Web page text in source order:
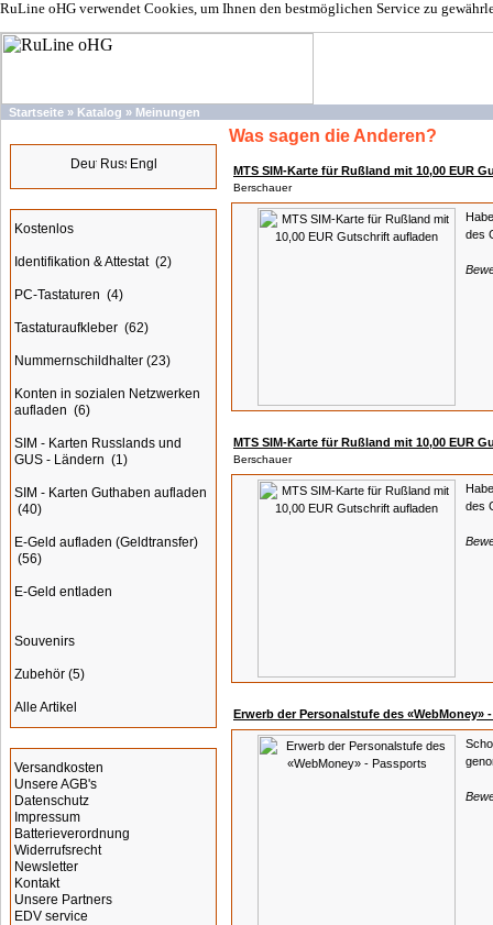
RuLine oHG verwendet Cookies, um Ihnen den bestmöglichen Service zu
Startseite » Katalog » Meinungen
Kostenlos
Identifikation & Attestat (2)
PC-Tastaturen (4)
Tastaturaufkleber (62)
Nummernschildhalter (23)
Konten in sozialen Netzwerken
aufladen (6)
SIM - Karten Russlands und
GUS - Ländern (1)
SIM - Karten Guthaben aufladen
(40)
E-Geld aufladen (Geldtransfer)
(56)
E-Geld entladen
Souvenirs
Zubehör (5)
Alle Artikel
Versandkosten
Unsere AGB's
Datenschutz
Impressum
Batterieverordnung
Widerrufsrecht
Newsletter
Kontakt
Unsere Partners
EDV service
Was sagen die Anderen?
MTS SIM-Karte für Rußland mit 10,00 EUR
Berschauer
des
MTS SIM-Karte für Rußland mit 10,00 EUR
Berschauer
des
Erwerb der Personalstufe des «WebMoney»